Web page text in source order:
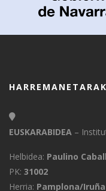
EUSKARABIDEA –
Helbidea: Paulino
PK: 31002
Herria: Pamplona/Iruña